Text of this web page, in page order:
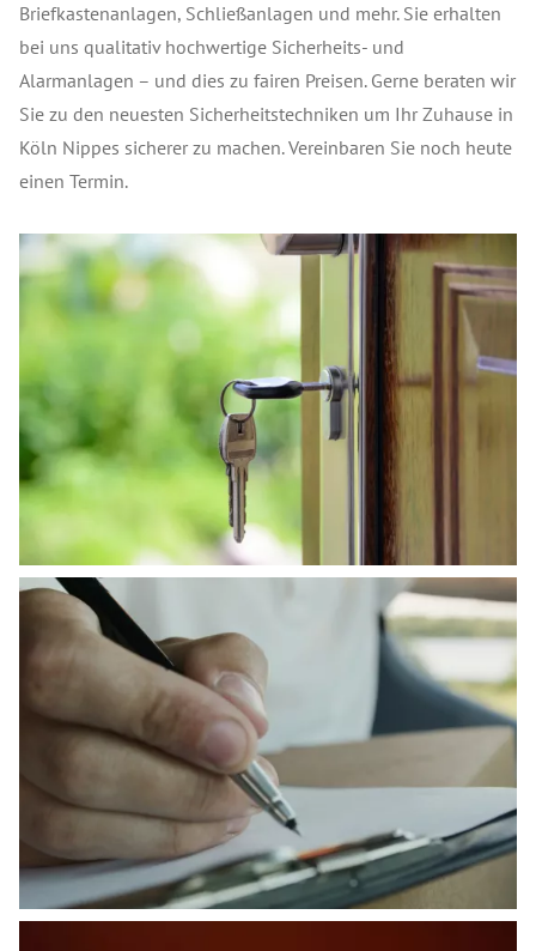
Briefkastenanlagen, Schließanlagen und mehr. Sie erhalten
bei uns qualitativ hochwertige Sicherheits- und
Alarmanlagen – und dies zu fairen Preisen. Gerne beraten wir
Sie zu den neuesten Sicherheitstechniken um Ihr Zuhause in
Köln Nippes sicherer zu machen. Vereinbaren Sie noch heute
einen Termin.